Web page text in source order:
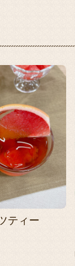
ティー